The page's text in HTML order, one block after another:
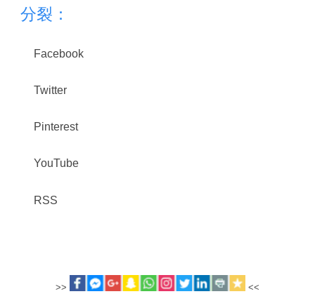
分裂：
Facebook
Twitter
Pinterest
YouTube
RSS
>>
<<